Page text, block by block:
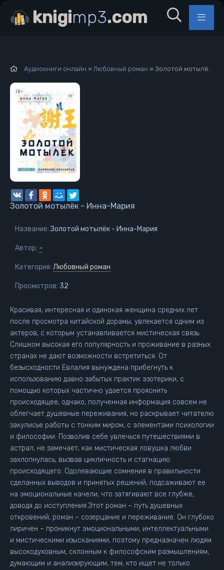
Аудиокниги онлайн » Любовный роман » Золотой мотылёк - Инна-Мария
Золотой мотылёк - Инна-Мария
Название: Золотой мотылёк - Инна-Мария
Автор: -
Категория: Любовный роман
Просмотров: 32
Красивая, интересная и одинокая женщина средних лет
после просмотра китайской дорамы, увлекается одним из
актеров, с которым устанавливается мистическая связь.
Слишком высокая его популярность и проживание в разных
странах не дают возможности встретиться. От
безысходности Евлалия вынуждена прибегнуть к
использованию давно забытых практик эзотерики, с
помощью которых частично удается прояснить
происходящее, однако, полученная информация совсем не
облегчает душевные переживания, но раскрывает читателю
закулисье работы с тонким миром, с элементами психологии
и философии. Позволив себе увлечься путешествиями в
астрал, не замечает, как мистическая ловушка любви
захлопнулась, вызвав цикличность и стагнацию
происходящего. Одолевающие сомнения в правильности
сделанных выводов и принятых решений, подсаживают ее
на эмоциональные качели, что затягивают все глубже,
доводя до исступления.Этот роман – путь душевных
откровений, роман – созерцание и переживание. Он глубоко
лиричен – проникнут эмоциональными, интеллектуальными
и мистическими изысканиями, поэтому предназначен людям
высокодуховным, склонным к философским размышлениям,
думающим и анализирующим, тем, кто ищет не только
knigimp3.com